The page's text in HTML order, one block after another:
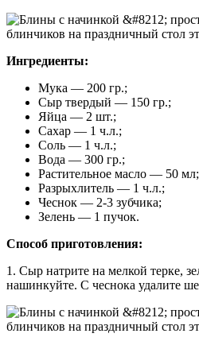
Ингредиенты:
Мука — 200 гр.;
Сыр твердый — 150 гр.;
Яйца — 2 шт.;
Сахар — 1 ч.л.;
Соль — 1 ч.л.;
Вода — 300 гр.;
Растительное масло — 50 мл;
Разрыхлитель — 1 ч.л.;
Чеснок — 2-3 зубчика;
Зелень — 1 пучок.
Способ приготовления:
1. Сыр натрите на мелкой терке,
нашинкуйте. С чеснока удалите